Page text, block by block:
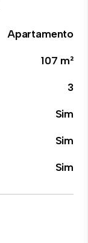
Apartamento
107 m²
3
Sim
Sim
Sim